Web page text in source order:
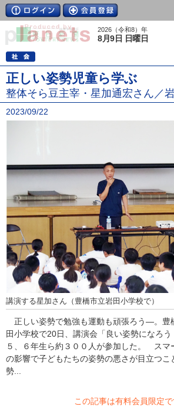
2026（令和8）年
8月9日 日曜日
正しい姿勢児童ら学ぶ
整体そら豆主宰・星加通宏さん／
2023/09/22
講演する星加さん（豊橋市立岩田小学校で）
正しい姿勢で勉強も運動も頑張ろう―。豊
田小学校で20日、講演会「良い姿勢になろう
５、６年生ら約３００人が参加した。 スマ
の影響で子どもたちの姿勢の悪さが目立つこ
勢...
この記事は有料会員限定で